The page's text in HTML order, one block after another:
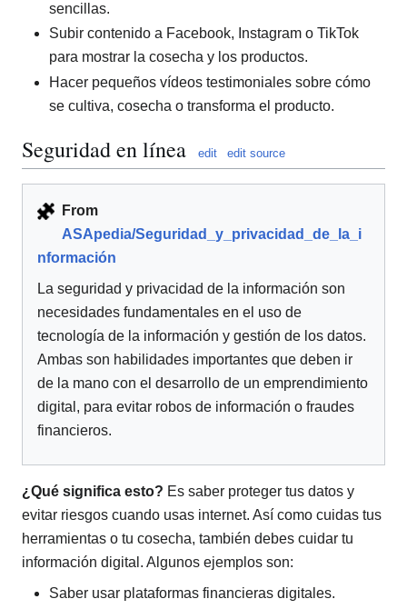
sencillas.
Subir contenido a Facebook, Instagram o TikTok
para mostrar la cosecha y los productos.
Hacer pequeños vídeos testimoniales sobre cómo
se cultiva, cosecha o transforma el producto.
Seguridad en línea edit edit source
From
ASApedia/Seguridad_y_privacidad_de_la_i
nformación
La seguridad y privacidad de la información son
necesidades fundamentales en el uso de
tecnología de la información y gestión de los datos.
Ambas son habilidades importantes que deben ir
de la mano con el desarrollo de un emprendimiento
digital, para evitar robos de información o fraudes
financieros.
¿Qué significa esto? Es saber proteger tus datos y
evitar riesgos cuando usas internet. Así como cuidas tus
herramientas o tu cosecha, también debes cuidar tu
información digital. Algunos ejemplos son:
Saber usar plataformas financieras digitales.